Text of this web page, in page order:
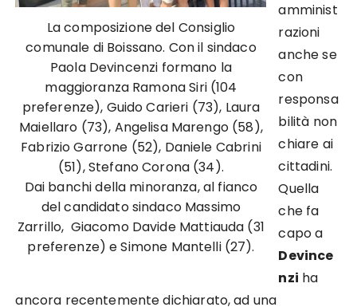
La composizione del Consiglio
comunale di Boissano. Con il sindaco
Paola Devincenzi formano la
maggioranza Ramona Siri (104
preferenze), Guido Carieri (73), Laura
Maiellaro (73), Angelisa Marengo (58),
Fabrizio Garrone (52), Daniele Cabrini
(51), Stefano Corona (34).
Dai banchi della minoranza, al fianco
del candidato sindaco Massimo
Zarrillo, Giacomo Davide Mattiauda (31
preferenze) e Simone Mantelli (27).
amminist
razioni
anche se
con
responsa
bilità non
chiare ai
cittadini.
Quella
che fa
capo a
Devince
nzi ha
ancora recentemente dichiarato, ad una